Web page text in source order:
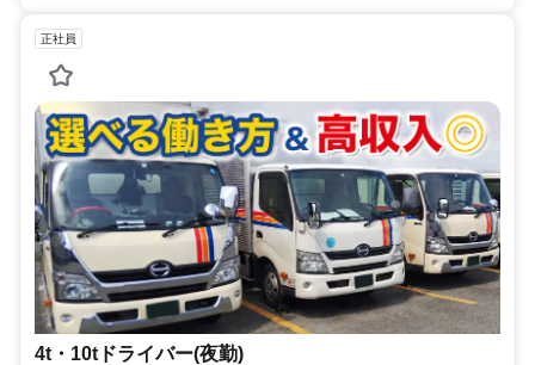
正社員
4t・10tドライバー(夜勤)